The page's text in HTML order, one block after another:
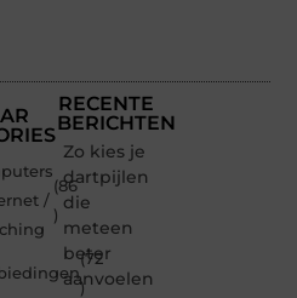
/
(86
)
(72
)
RECENTE
BERICHTEN
Zo kies je
dartpijlen
die
meteen
beter
aanvoelen